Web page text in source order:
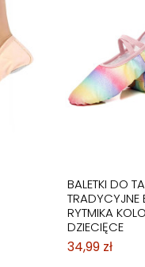
BALETKI DO
TRADYCYJNE
RYTMIKA
DZIECIĘCE
34,99 zł